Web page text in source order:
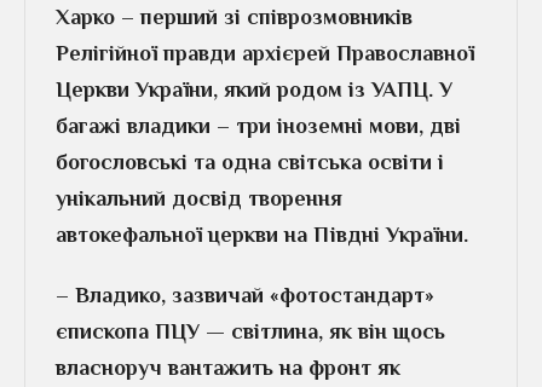
Харко – перший зі співрозмовників
Релігійної правди архієрей Православної
Церкви України, який родом із УАПЦ. У
багажі владики – три іноземні мови, дві
богословські та одна світська освіти і
унікальний досвід творення
автокефальної церкви на Півдні України.
– Владико, зазвичай «фотостандарт»
єпископа ПЦУ — світлина, як він щось
власноруч вантажить на фронт як